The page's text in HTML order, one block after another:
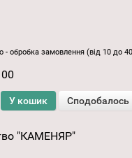
- обробка замовлення (від 10 до
"КАМЕНЯР"